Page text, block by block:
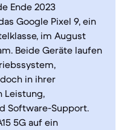
Ende 2023
Google Pixel 9, ein
im August
Beide Geräte laufen
in ihrer
Leistung,
Software-Support.
5G auf ein